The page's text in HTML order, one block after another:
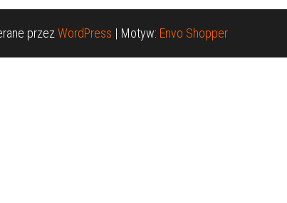
przez WordPress | Motyw: Envo Shopper